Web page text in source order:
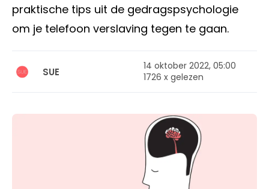
praktische tips uit de gedragspsychologie
om je telefoon verslaving tegen te gaan.
SUE
14 oktober 2022, 05:00
1726 x gelezen